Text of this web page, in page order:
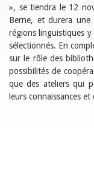
Du monde entier
Divers
A lire
Tags
Manifestations
Formation et
Animations
Jeune public
», se tiendra le 12
Berne, et durera
régions linguistiques
sélectionnés. En
sur le rôle des
possibilités de
que des ateliers qui
leurs connaissances